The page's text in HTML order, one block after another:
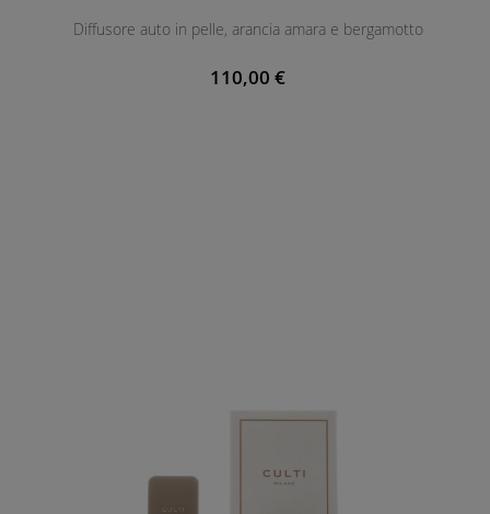
Diffusore auto in pelle, arancia amara e bergamotto
110,00 €